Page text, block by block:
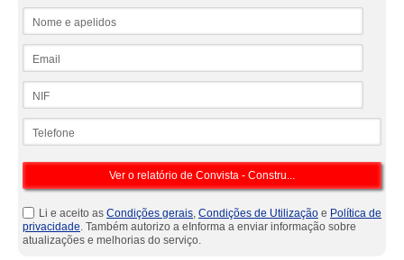
Li e aceito as Condições gerais, Condições de Utilização e Política de
privacidade. Também autorizo a eInforma a enviar informação sobre
atualizações e melhorias do serviço.